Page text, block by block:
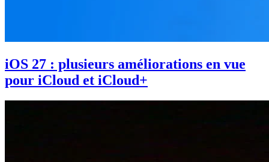
iOS 27 : plusieurs améliorations en vue
pour iCloud et iCloud+